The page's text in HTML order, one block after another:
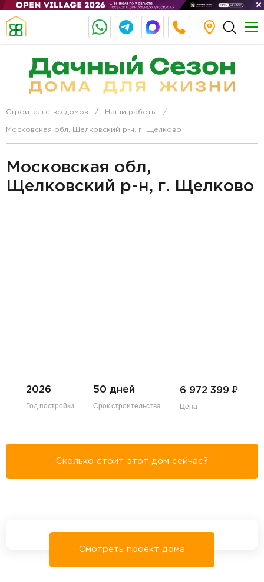
Строительство домов Наши работы
Московская обл, Щелковский р-н, г. Щелково
Московская обл,
Щелковский р-н, г. Щелково
2026
Год постройки
50 дней
Срок строительства
6 972 399₽
Цена
Сколько стоит этот дом сейчас?
Смотреть проект дома